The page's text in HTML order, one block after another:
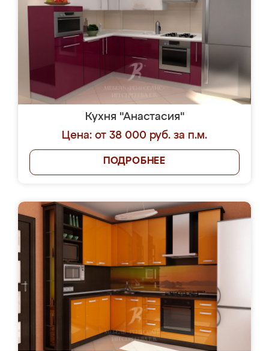
Кухня "Анастасия"
Цена: от 38 000 руб. за п.м.
ПОДРОБНЕЕ